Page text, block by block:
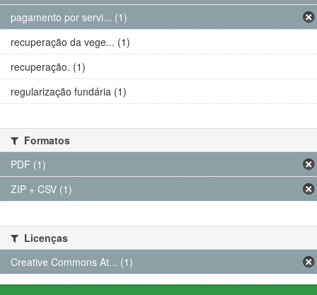
pagamento por servi... (1)
recuperação da vege... (1)
recuperação. (1)
regularização fundária (1)
Formatos
PDF (1)
ZIP + CSV (1)
Licenças
Creative Commons At... (1)